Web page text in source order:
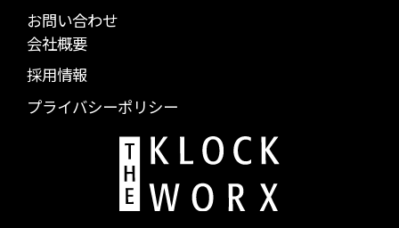
お問い合わせ
会社概要
採用情報
プライバシーポリシー